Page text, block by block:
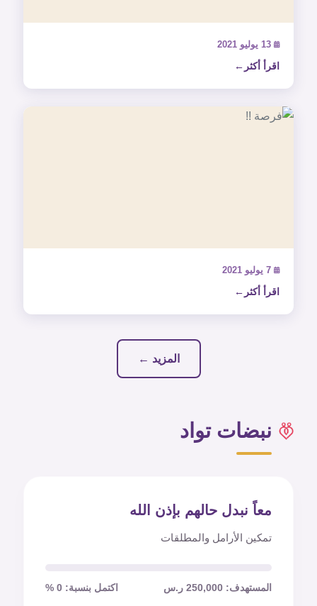
13 يوليو 2021
اقرأ أكثر
7 يوليو 2021
اقرأ أكثر
المزيد ←
نبضات تواد
معاً نبدل حالهم بإذن الله
تمكين الأرامل والمطلقات
المستهدف: 250,000 ر.س اكتمل بنسبة: 0 %